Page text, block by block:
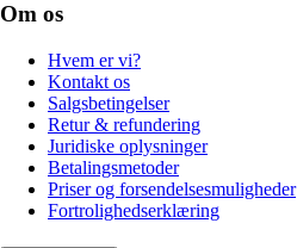
Om os
Hvem er vi?
Kontakt os
Salgsbetingelser
Retur & refundering
Juridiske oplysninger
Betalingsmetoder
Priser og forsendelsesmuligheder
Fortrolighedserklæring